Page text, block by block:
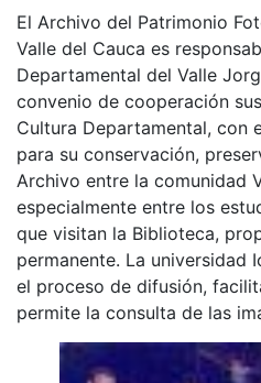
El Archivo del Patrimonio
Valle del Cauca es
Departamental del Valle
convenio de cooperación
Cultura Departamental, con
para su conservación,
Archivo entre la comunidad
especialmente entre los
que visitan la Biblioteca,
permanente. La universidad
el proceso de difusión,
permite la consulta de las